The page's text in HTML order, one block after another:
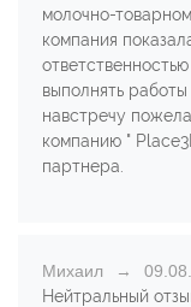
молочно-
компания
выполнять
навстречу
компанию "
партнера.
Михаил
Нейтральный